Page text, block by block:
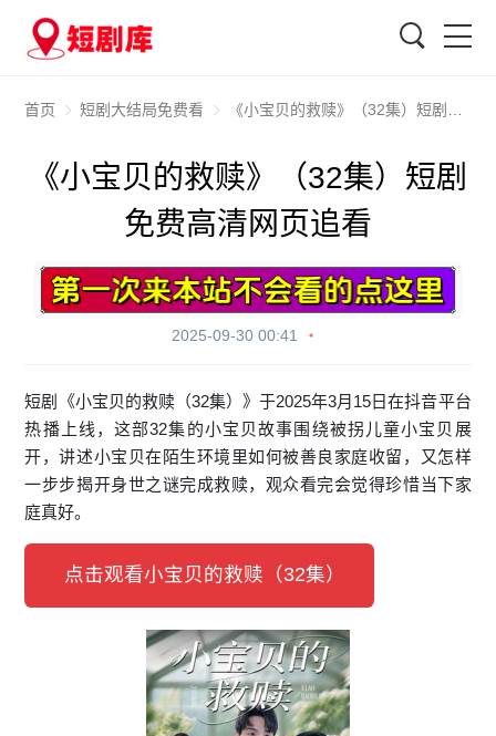
首页 短剧大结局免费看 《小宝贝的救赎》（32集）短剧免费高清网页追看
《小宝贝的救赎》（32集）短剧
免费高清网页追看
2025-09-30 00:41
短剧《小宝贝的救赎（32集）》于2025年3月15日在抖音平台
热播上线，这部32集的小宝贝故事围绕被拐儿童小宝贝展
开，讲述小宝贝在陌生环境里如何被善良家庭收留，又怎样
一步步揭开身世之谜完成救赎，观众看完会觉得珍惜当下家
庭真好。
点击观看小宝贝的救赎（32集）